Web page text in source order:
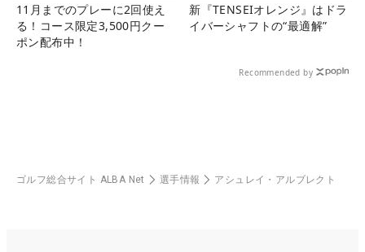
11月までのプレーに2回使え
る！コース限定3,500円クー
ポン配布中！
新『TENSEIオレンジ』はドラ
イバーシャフトの“最適解”
Recommended by
ゴルフ総合サイト ALBA Net 選手情報 アシュレイ・アルブレクト